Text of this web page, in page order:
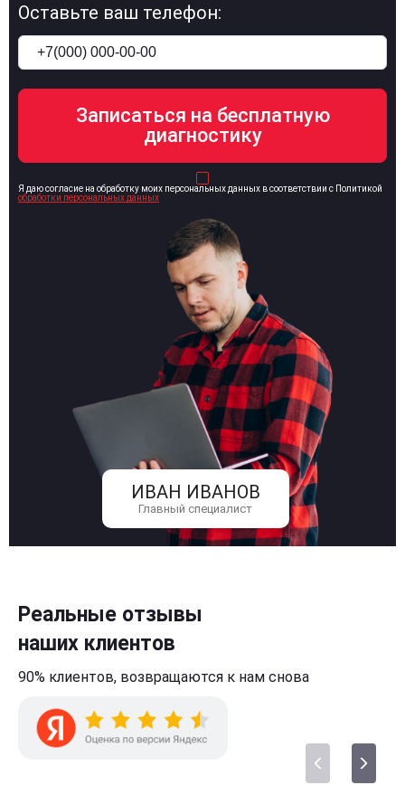
ИВАН ИВАНОВ
Главный специалист
Оставьте ваш телефон:
Я даю согласие на обработку моих персональных данных в соответствии с Политикой
обработки персональных данных
Реальные отзывы
наших клиентов
90% клиентов, возвращаются к нам снова